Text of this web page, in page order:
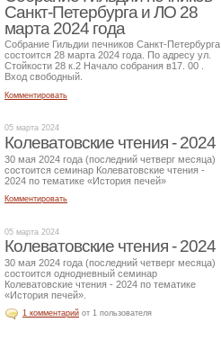
Санкт-Петербурга и ЛО 28
марта 2024 года
Собрание Гильдии печников Санкт-Петербурга
состоится 28 марта 2024 года. По адресу ул.
Стойкости 28 к.2 Начало собрания в17. 00 .
Вход свободный.
Комментировать
05 марта 2024
Колеватовские чтения - 2024
30 мая 2024 года (последний четверг месяца)
состоится семинар Колеватовские чтения -
2024 по тематике «История печей»
Комментировать
05 марта 2024
Колеватовские чтения - 2024
30 мая 2024 года (последний четверг месяца)
состоится однодневный семинар
Колеватовские чтения - 2024 по тематике
«История печей».
1 комментарий от 1 пользователя